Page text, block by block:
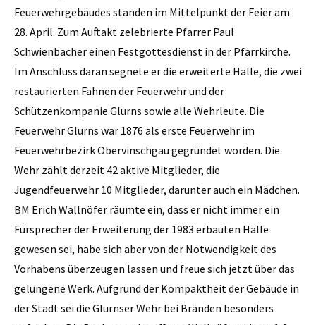
Feuerwehrgebäudes standen im Mittelpunkt der Feier am
28. April. Zum Auftakt zelebrierte Pfarrer Paul
Schwienbacher einen Festgottesdienst in der Pfarrkirche.
Im Anschluss daran segnete er die erweiterte Halle, die zwei
restaurierten Fahnen der Feuerwehr und der
Schützenkompanie Glurns sowie alle Wehrleute. Die
Feuerwehr Glurns war 1876 als erste Feuerwehr im
Feuerwehrbezirk Obervinschgau gegründet worden. Die
Wehr zählt derzeit 42 aktive Mitglieder, die
Jugendfeuerwehr 10 Mitglieder, darunter auch ein Mädchen.
BM Erich Wallnöfer räumte ein, dass er nicht immer ein
Fürsprecher der Erweiterung der 1983 erbauten Halle
gewesen sei, habe sich aber von der Notwendigkeit des
Vorhabens überzeugen lassen und freue sich jetzt über das
gelungene Werk. Aufgrund der Kompaktheit der Gebäude in
der Stadt sei die Glurnser Wehr bei Bränden besonders